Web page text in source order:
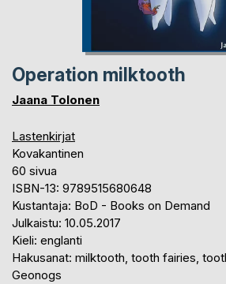
Operation milktooth
Jaana Tolonen
Lastenkirjat
Kovakantinen
60 sivua
ISBN-13: 9789515680648
Kustantaja: BoD - Books on Demand
Julkaistu: 10.05.2017
Kieli: englanti
Hakusanat: milktooth, tooth fairies,
Geonogs